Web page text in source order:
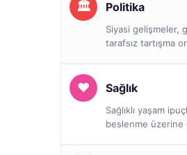
Politika
Siyasi gelişmeler,
tarafsız tartışma
Sağlık
Sağlıklı yaşam
beslenme üzerine